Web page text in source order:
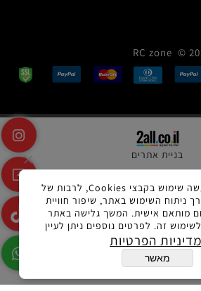
RC zone ©
בניית אתרים
לידיעתך, באתרנו נעשה שימוש בקבצי Cookies, לרבות של
ניתוח השימוש באתר, שיפור חוויית
מותאם אישית. המשך גלישה באתר
זה. לפרטים נוספים ניתן לעיין
מדיניות הפרטיות
מאשר